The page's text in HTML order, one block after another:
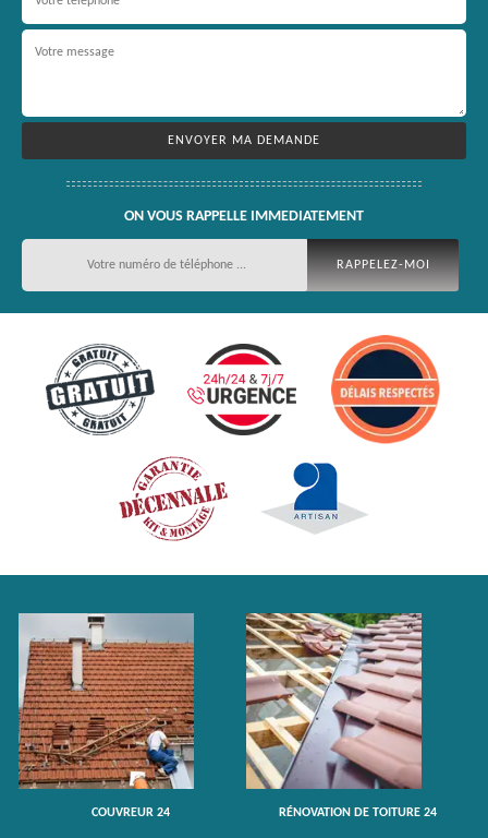
ON VOUS RAPPELLE IMMEDIATEMENT
COUVREUR 24 RÉNOVATION DE TOITURE 24